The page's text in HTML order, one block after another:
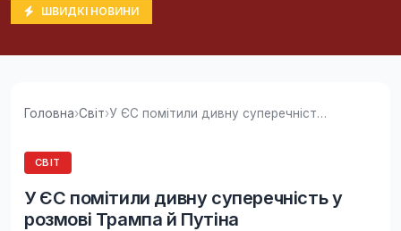
ШВИДКІ НОВИНИ
Головна›Світ› У ЄС помітили дивну суперечність у розмові...
СВІТ
У ЄС помітили дивну суперечність у
розмові Трампа й Путіна